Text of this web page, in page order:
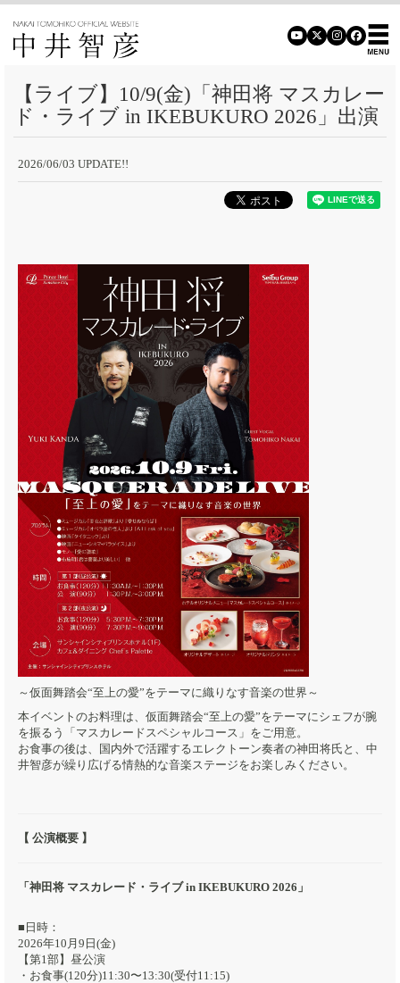
【ライブ】10/9(金)「神田将 マスカレー
ド・ライブ in IKEBUKURO 2026」出演
2026/06/03 UPDATE!!
～仮面舞踏会“至上の愛”をテーマに織りなす音楽の世界～
本イベントのお料理は、仮面舞踏会“至上の愛”をテーマにシェフが腕
を振るう「マスカレードスペシャルコース」をご用意。
お食事の後は、国内外で活躍するエレクトーン奏者の神田将氏と、中
井智彦が繰り広げる情熱的な音楽ステージをお楽しみください。
【 公演概要 】
「神田将 マスカレード・ライブ in IKEBUKURO 2026」
■日時：
2026年10月9日(金)
【第1部】昼公演
・お食事(120分)11:30〜13:30(受付11:15)